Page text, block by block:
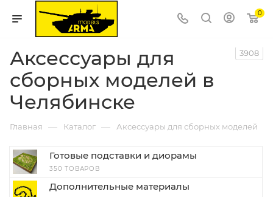
0
Аксессуары для
сборных моделей в
Челябинске
3908
Главная — Каталог — Аксессуары для сборных моделей
Готовые подставки и диорамы
350 ТОВАРОВ
Дополнительные материалы